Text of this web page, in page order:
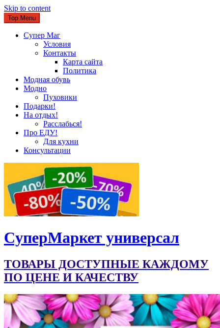
Skip to content
Top Menu
Супер Маг
Условия
Контакты
Карта сайта
Политика
Модная обувь
Модно
Пуховики
Подарки!
На отдых!
Расслабься!
Про ЕДУ!
Для кухни
Консультации
CуперМаркет универсал
ТОВАРЫ ДОСТУПНЫЕ КАЖДОМУ
ПО ЦЕНЕ И КАЧЕСТВУ